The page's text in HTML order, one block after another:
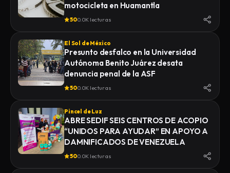
motocicleta en Huamantla
500.0K lecturas
El Sol de México
Presunto desfalco en la Universidad
Autónoma Benito Juárez desata
denuncia penal de la ASF
500.0K lecturas
Pincel de Luz
ABRE SEDIF SEIS CENTROS DE ACOPIO
“UNIDOS PARA AYUDAR” EN APOYO A
DAMNIFICADOS DE VENEZUELA
500.0K lecturas